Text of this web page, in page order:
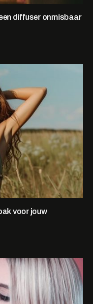
diffuser onmisbaar
voor jouw